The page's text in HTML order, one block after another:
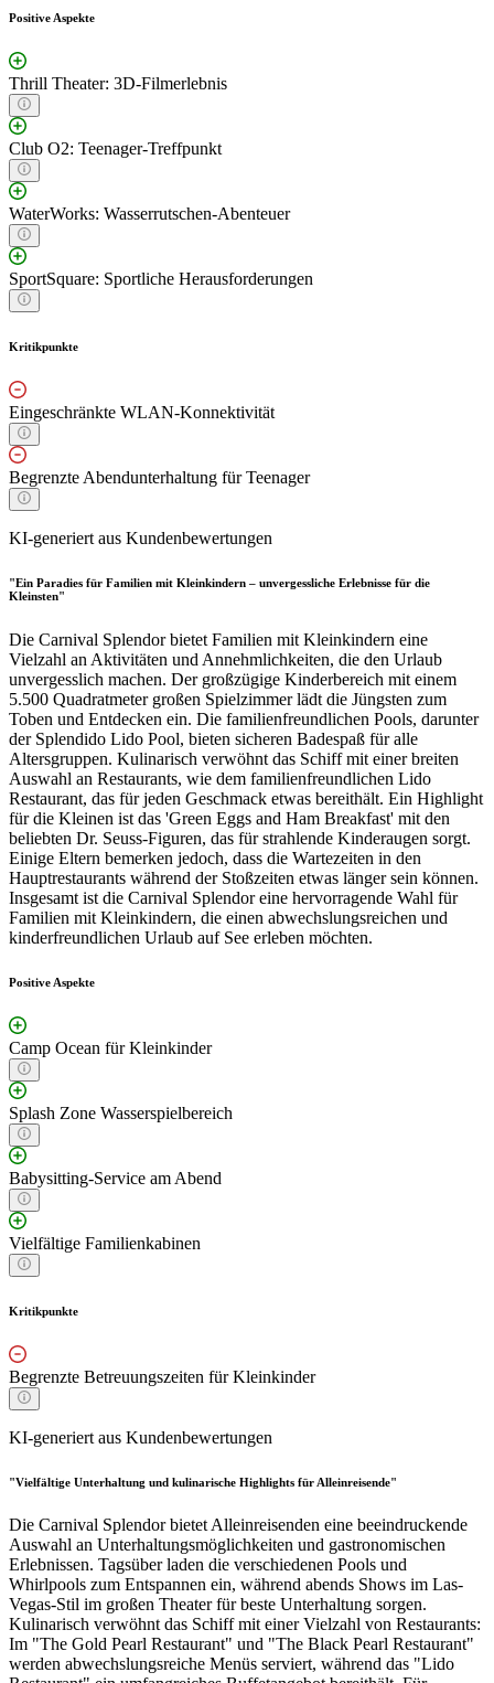
Positive Aspekte
Thrill Theater: 3D-Filmerlebnis
Club O2: Teenager-Treffpunkt
WaterWorks: Wasserrutschen-Abenteuer
SportSquare: Sportliche Herausforderungen
Kritikpunkte
Eingeschränkte WLAN-Konnektivität
Begrenzte Abendunterhaltung für Teenager
KI-generiert aus Kundenbewertungen
"Ein Paradies für Familien mit Kleinkindern – unvergessliche Erlebnisse für die
Kleinsten"
Die Carnival Splendor bietet Familien mit Kleinkindern eine
Vielzahl an Aktivitäten und Annehmlichkeiten, die den Urlaub
unvergesslich machen. Der großzügige Kinderbereich mit einem
5.500 Quadratmeter großen Spielzimmer lädt die Jüngsten zum
Toben und Entdecken ein. Die familienfreundlichen Pools, darunter
der Splendido Lido Pool, bieten sicheren Badespaß für alle
Altersgruppen. Kulinarisch verwöhnt das Schiff mit einer breiten
Auswahl an Restaurants, wie dem familienfreundlichen Lido
Restaurant, das für jeden Geschmack etwas bereithält. Ein Highlight
für die Kleinen ist das 'Green Eggs and Ham Breakfast' mit den
beliebten Dr. Seuss-Figuren, das für strahlende Kinderaugen sorgt.
Einige Eltern bemerken jedoch, dass die Wartezeiten in den
Hauptrestaurants während der Stoßzeiten etwas länger sein können.
Insgesamt ist die Carnival Splendor eine hervorragende Wahl für
Familien mit Kleinkindern, die einen abwechslungsreichen und
kinderfreundlichen Urlaub auf See erleben möchten.
Positive Aspekte
Camp Ocean für Kleinkinder
Splash Zone Wasserspielbereich
Babysitting-Service am Abend
Vielfältige Familienkabinen
Kritikpunkte
Begrenzte Betreuungszeiten für Kleinkinder
KI-generiert aus Kundenbewertungen
"Vielfältige Unterhaltung und kulinarische Highlights für Alleinreisende"
Die Carnival Splendor bietet Alleinreisenden eine beeindruckende
Auswahl an Unterhaltungsmöglichkeiten und gastronomischen
Erlebnissen. Tagsüber laden die verschiedenen Pools und
Whirlpools zum Entspannen ein, während abends Shows im Las-
Vegas-Stil im großen Theater für beste Unterhaltung sorgen.
Kulinarisch verwöhnt das Schiff mit einer Vielzahl von Restaurants:
Im "The Gold Pearl Restaurant" und "The Black Pearl Restaurant"
werden abwechslungsreiche Menüs serviert, während das "Lido